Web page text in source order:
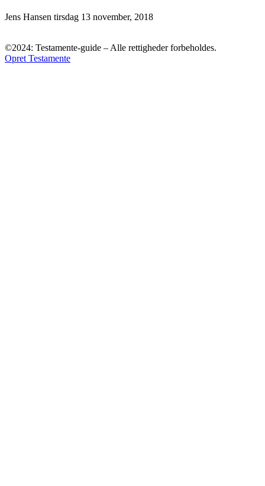
Jens Hansen tirsdag 13 november, 2018
©2024: Testamente-guide – Alle rettigheder forbeholdes.
Opret Testamente